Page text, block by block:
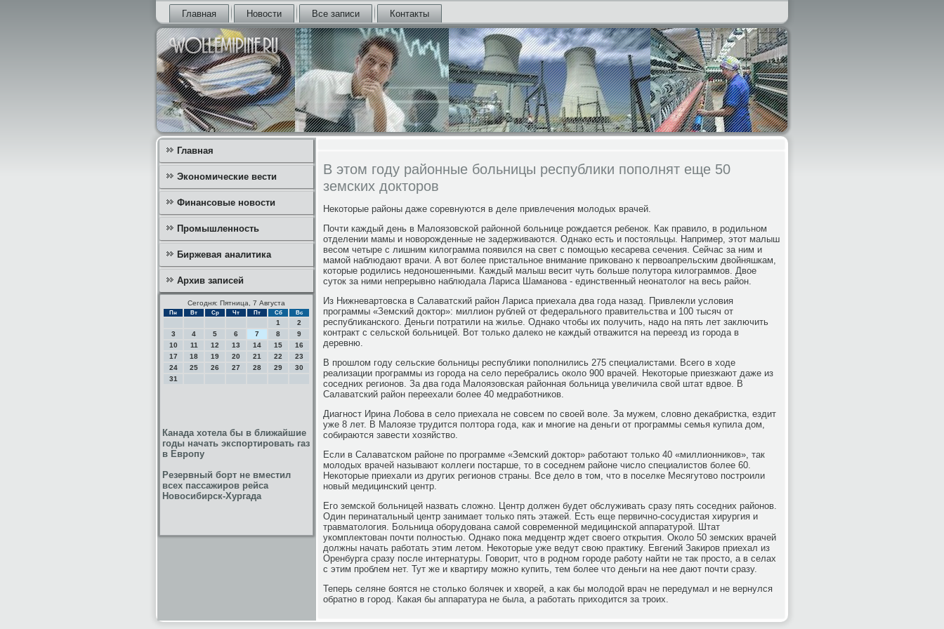
Главная Новости Все записи Контакты
Главная
Экономические вести
Финансовые новости
Промышленность
Биржевая аналитика
Архив записей
Сегодня: Пятница, 7 Августа
Пн Вт Ср Чт Пт Сб Вс
1
2
3
4 5 6 7 8
9
10
11 12 13 14 15
16
17
18 19 20 21 22
23
24
25 26 27 28 29
30
31
Канада хотела бы в ближайшие
годы начать экспортировать газ
в Европу
Резервный борт не вместил
всех пассажиров рейса
Новосибирск-Хургада
В этом году районные больницы республики пополнят еще 50
земских докторов
Некоторые районы даже соревнуются в деле привлечения молодых врачей.
Почти каждый день в Малоязовской районной больнице рождается ребенок. Как правило, в родильном
отделении мамы и новорожденные не задерживаются. Однако есть и постояльцы. Например, этот малыш
весом четыре с лишним килограмма появился на свет с помощью кесарева сечения. Сейчас за ним и
мамой наблюдают врачи. А вот более пристальное внимание приковано к первоапрельским двойняшкам,
которые родились недоношенными. Каждый малыш весит чуть больше полутора килограммов. Двое
суток за ними непрерывно наблюдала Лариса Шаманова - единственный неонатолог на весь район.
Из Нижневартовска в Салаватский район Лариса приехала два года назад. Привлекли условия
программы «Земский доктор»: миллион рублей от федерального правительства и 100 тысяч от
республиканского. Деньги потратили на жилье. Однако чтобы их получить, надо на пять лет заключить
контракт с сельской больницей. Вот только далеко не каждый отважится на переезд из города в
деревню.
В прошлом году сельские больницы республики пополнились 275 специалистами. Всего в ходе
реализации программы из города на село перебрались около 900 врачей. Некоторые приезжают даже из
соседних регионов. За два года Малоязовская районная больница увеличила свой штат вдвое. В
Салаватский район переехали более 40 медработников.
Диагност Ирина Лобова в село приехала не совсем по своей воле. За мужем, словно декабристка, ездит
уже 8 лет. В Малоязе трудится полтора года, как и многие на деньги от программы семья купила дом,
собираются завести хозяйство.
Если в Салаватском районе по программе «Земский доктор» работают только 40 «миллионников», так
молодых врачей называют коллеги постарше, то в соседнем районе число специалистов более 60.
Некоторые приехали из других регионов страны. Все дело в том, что в поселке Месягутово построили
новый медицинский центр.
Его земской больницей назвать сложно. Центр должен будет обслуживать сразу пять соседних районов.
Один перинатальный центр занимает только пять этажей. Есть еще первично-сосудистая хирургия и
травматология. Больница оборудована самой современной медицинской аппаратурой. Штат
укомплектован почти полностью. Однако пока медцентр ждет своего открытия. Около 50 земских врачей
должны начать работать этим летом. Некоторые уже ведут свою практику. Евгений Закиров приехал из
Оренбурга сразу после интернатуры. Говорит, что в родном городе работу найти не так просто, а в селах
с этим проблем нет. Тут же и квартиру можно купить, тем более что деньги на нее дают почти сразу.
Теперь селяне боятся не столько болячек и хворей, а как бы молодой врач не передумал и не вернулся
обратно в город. Какая бы аппаратура не была, а работать приходится за троих.